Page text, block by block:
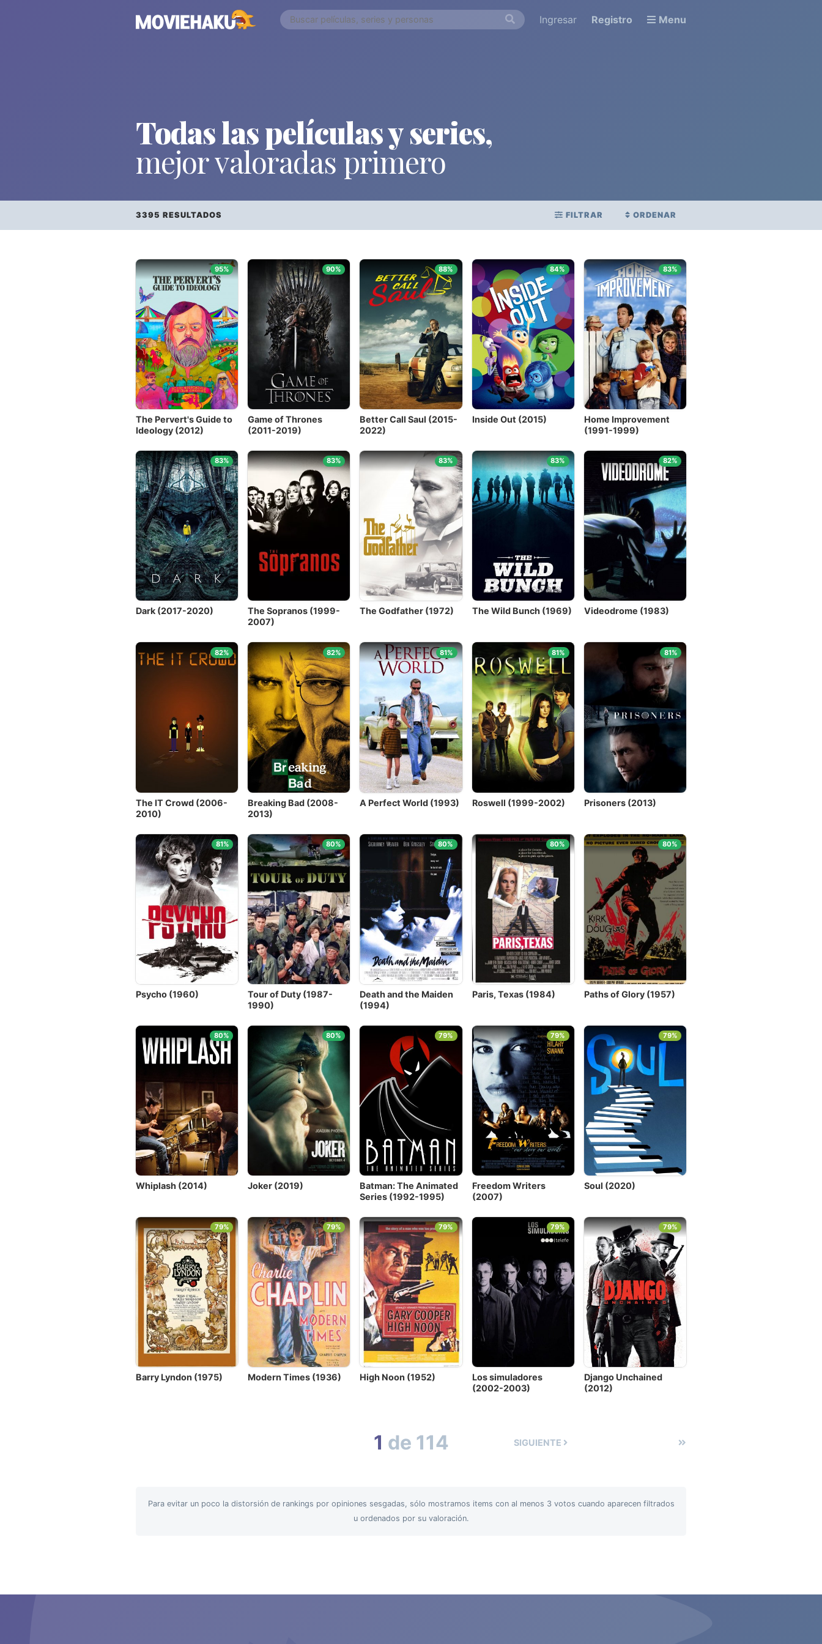
Ingresar Registro Menu
Todas las películas y series,
mejor valoradas primero
3395 RESULTADOS FILTRAR ORDENAR
×
Todo Géneros Países Desde... Hasta...
Ver todo
The Pervert's Guide to
Ideology (2012)
95%
Game of Thrones
(2011-2019)
90%
Better Call Saul (2015-
2022)
88%
Inside Out (2015)
84%
Home Improvement
(1991-1999)
83%
Dark (2017-2020)
83%
The Sopranos (1999-
2007)
83%
The Godfather (1972)
83%
The Wild Bunch (1969)
83%
Videodrome (1983)
82%
The IT Crowd (2006-
2010)
82%
Breaking Bad (2008-
2013)
82%
A Perfect World (1993)
81%
Roswell (1999-2002)
81%
Prisoners (2013)
81%
Psycho (1960)
81%
Tour of Duty (1987-
1990)
80%
Death and the Maiden
(1994)
80%
Paris, Texas (1984)
80%
Paths of Glory (1957)
80%
Whiplash (2014)
80%
Joker (2019)
80%
Batman: The Animated
Series (1992-1995)
79%
Freedom Writers
(2007)
79%
Soul (2020)
79%
Barry Lyndon (1975)
79%
Modern Times (1936)
79%
High Noon (1952)
79%
Los simuladores
(2002-2003)
79%
Django Unchained
(2012)
79%
1 de 114 SIGUIENTE
Para evitar un poco la distorsión de rankings por opiniones sesgadas, sólo mostramos items con al menos 3 votos cuando aparecen filtrados
u ordenados por su valoración.